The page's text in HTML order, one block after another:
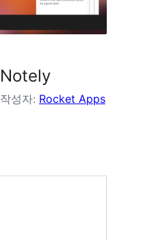
Notely
작성자: Rocket Apps